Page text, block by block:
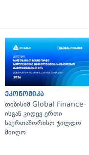
ეკონომიკა
თიბისიმ Global Finance-
ისგან კიდევ ერთი
საერთაშორისო ჯილდო
მიიღო